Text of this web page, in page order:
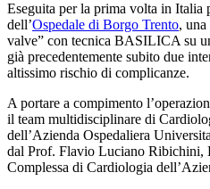
Eseguita per la prima volta in Italia
dell’Ospedale di Borgo Trento,
valve” con tecnica BASILICA su
già precedentemente subito due
altissimo rischio di complicanze.
A portare a compimento
il team multidisciplinare di
dell’Azienda Ospedaliera
dal Prof. Flavio Luciano Ribichini,
Complessa di Cardiologia